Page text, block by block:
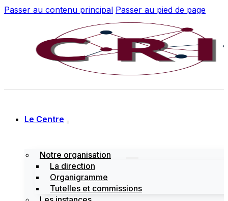
Passer au contenu principal Passer au pied de page
Le Centre
Notre organisation
La direction
Organigramme
Tutelles et commissions